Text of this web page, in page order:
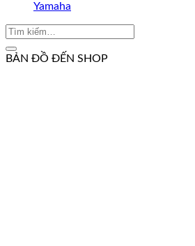
Yamaha
BẢN ĐỒ ĐẾN SHOP